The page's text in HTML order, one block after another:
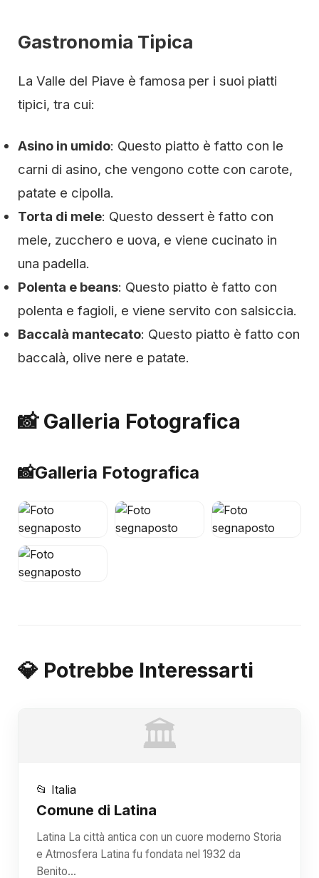
Gastronomia Tipica
La Valle del Piave è famosa per i suoi piatti
tipici, tra cui:
Asino in umido: Questo piatto è fatto con le
carni di asino, che vengono cotte con carote,
patate e cipolla.
Torta di mele: Questo dessert è fatto con
mele, zucchero e uova, e viene cucinato in
una padella.
Polenta e beans: Questo piatto è fatto con
polenta e fagioli, e viene servito con salsiccia.
Baccalà mantecato: Questo piatto è fatto con
baccalà, olive nere e patate.
📸 Galleria Fotografica
📸Galleria Fotografica
💎 Potrebbe Interessarti
🏛️
📂 Italia
Comune di Latina
Latina La città antica con un cuore moderno Storia
e Atmosfera Latina fu fondata nel 1932 da
Benito…